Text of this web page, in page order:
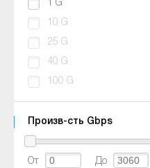
1 G
10 G
25 G
40 G
100 G
Произв-сть Gbps
От До